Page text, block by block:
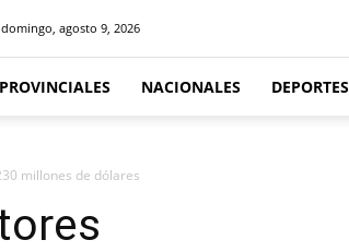
domingo, agosto 9, 2026
PROVINCIALES NACIONALES DEPORTES
millones de dólares